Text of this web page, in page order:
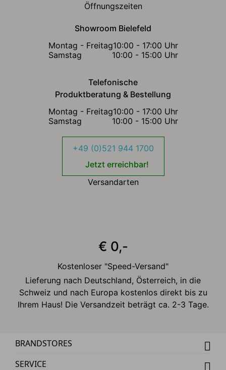
Öffnungszeiten
Showroom Bielefeld
Montag - Freitag10:00 - 17:00 Uhr
Samstag
10:00 - 15:00 Uhr
Telefonische
Produktberatung & Bestellung
Montag - Freitag10:00 - 17:00 Uhr
Samstag
10:00 - 15:00 Uhr
+49 (0)521 944 1700
Jetzt erreichbar!
Versandarten
€ 0,-
Kostenloser "Speed-Versand"
Lieferung nach Deutschland, Österreich, in die
Schweiz und nach Europa kostenlos direkt bis zu
Ihrem Haus! Die Versandzeit beträgt ca. 2-3 Tage.
BRANDSTORES
SERVICE